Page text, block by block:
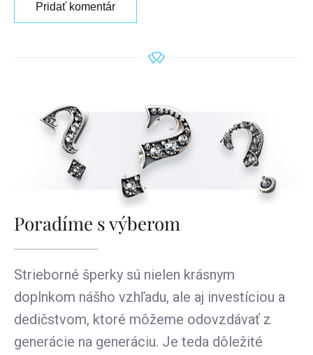
Pridať komentár
Poradíme s výberom
Strieborné šperky sú nielen krásnym
doplnkom nášho vzhľadu, ale aj investíciou a
dedičstvom, ktoré môžeme odovzdávať z
generácie na generáciu. Je teda dôležité